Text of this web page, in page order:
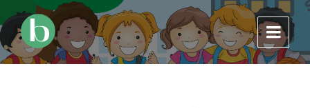
to
content
to
main
navigation
to
footer